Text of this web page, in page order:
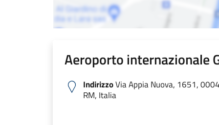
Aeroporto internazionale
IndirizzoVia Appia Nuova, 1651,
RM, Italia